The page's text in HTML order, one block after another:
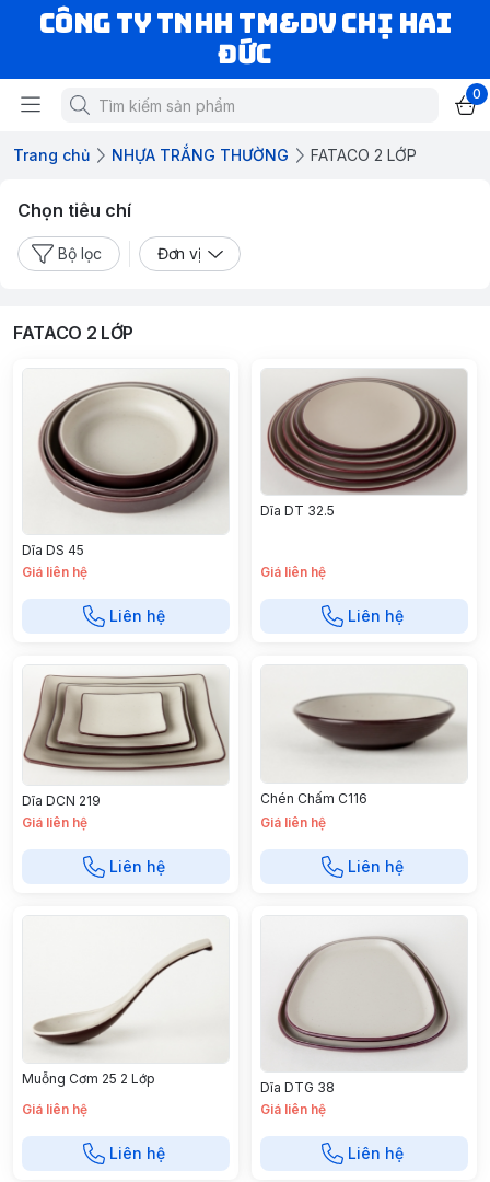
CÔNG TY TNHH TM&DV CHỊ HAI
ĐỨC
0
Trang chủ NHỰA TRẮNG THƯỜNG FATACO 2 LỚP
Chọn tiêu chí
Bộ lọc Đơn vị
FATACO 2 LỚP
Dĩa DS 45
Giá liên hệ
Liên hệ
Dĩa DT 32.5
Giá liên hệ
Liên hệ
Dĩa DCN 219
Giá liên hệ
Liên hệ
Chén Chấm C116
Giá liên hệ
Liên hệ
Muỗng Cơm 25 2 Lớp
Giá liên hệ
Liên hệ
Dĩa DTG 38
Giá liên hệ
Liên hệ